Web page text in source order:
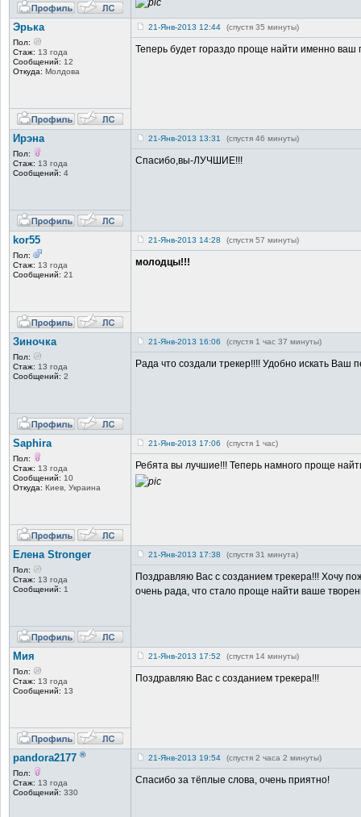
Эрька
Пол:
Стаж: 13 года
Сообщений: 12
Откуда: Молдова
21-Янв-2013 12:44 (спустя 35 минуты)
Теперь будет гораздо проще найти именно ваш
Ирэна
Пол:
Стаж: 13 года
Сообщений: 4
21-Янв-2013 13:31 (спустя 46 минуты)
Спасибо,вы-ЛУЧШИЕ!!!
kor55
Пол:
Стаж: 13 года
Сообщений: 21
21-Янв-2013 14:28 (спустя 57 минуты)
молодцы!!!
Зиночка
Пол:
Стаж: 13 года
Сообщений: 2
21-Янв-2013 16:06 (спустя 1 час 37 минуты)
Рада что создали трекер!!!! Удобно искать Ваш
Saphira
Пол:
Стаж: 13 года
Сообщений: 10
Откуда: Киев, Украина
21-Янв-2013 17:06 (спустя 1 час)
Ребята вы лучшие!!! Теперь намного проще
Елена Stronger
Пол:
Стаж: 13 года
Сообщений: 1
21-Янв-2013 17:38 (спустя 31 минута)
Поздравляю Вас с созданием трекера!!! Хочу
очень рада, что стало проще найти ваше
Мия
Пол:
Стаж: 13 года
Сообщений: 13
21-Янв-2013 17:52 (спустя 14 минуты)
Поздравляю Вас с созданием трекера!!!
pandora2177 ®
Пол:
Стаж: 13 года
Сообщений: 330
21-Янв-2013 19:54 (спустя 2 часа 2 минуты)
Спасибо за тёплые слова, очень приятно!